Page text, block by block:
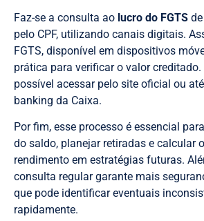
Faz-se a consulta ao lucro do FGTS
pelo CPF, utilizando canais digitais.
FGTS, disponível em dispositivos
prática para verificar o valor creditado.
possível acessar pelo site oficial ou
banking da Caixa.
Por fim, esse processo é essencial
do saldo, planejar retiradas e calcular
rendimento em estratégias futuras.
consulta regular garante mais
que pode identificar eventuais
rapidamente.